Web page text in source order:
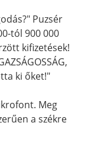
Puzsér
tól 900 000
kifizetések!
ki őket!"
Meg
a székre